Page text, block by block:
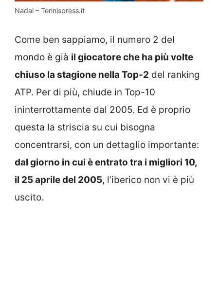
Nadal – Tennispress.it
Come ben sappiamo, il numero 2 del
mondo è già il giocatore che ha più volte
chiuso la stagione nella Top-2 del ranking
ATP. Per di più, chiude in Top-10
ininterrottamente dal 2005. Ed è proprio
questa la striscia su cui bisogna
concentrarsi, con un dettaglio importante:
dal giorno in cui è entrato tra i migliori 10,
il 25 aprile del 2005, l’iberico non vi è più
uscito.